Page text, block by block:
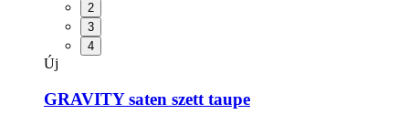
2
3
4
Új
GRAVITY saten szett taupe